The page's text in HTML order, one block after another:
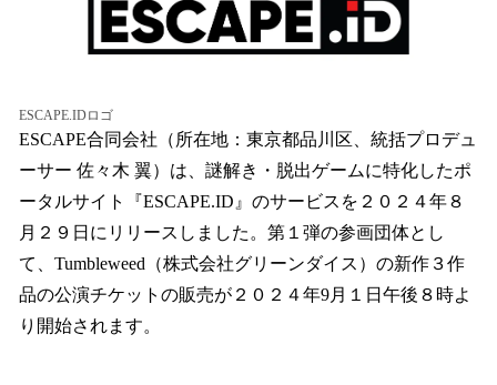
中
で
す
ESCAPE.IDロゴ
ESCAPE合同会社（所在地：東京都品川区、統括プロデュ
ーサー 佐々木 翼）は、謎解き・脱出ゲームに特化したポ
ータルサイト『ESCAPE.ID』のサービスを２０２４年８
月２９日にリリースしました。第１弾の参画団体とし
て、Tumbleweed（株式会社グリーンダイス）の新作３作
品の公演チケットの販売が２０２４年9月１日午後８時よ
り開始されます。